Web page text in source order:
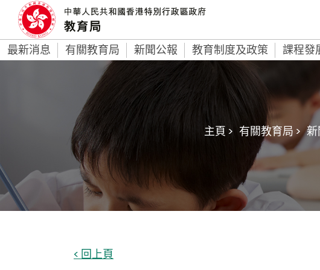
最新消息 有關教育局 新聞公報 教育制度及政策 課程發
主頁 > 有關教育局 >
< 回上頁